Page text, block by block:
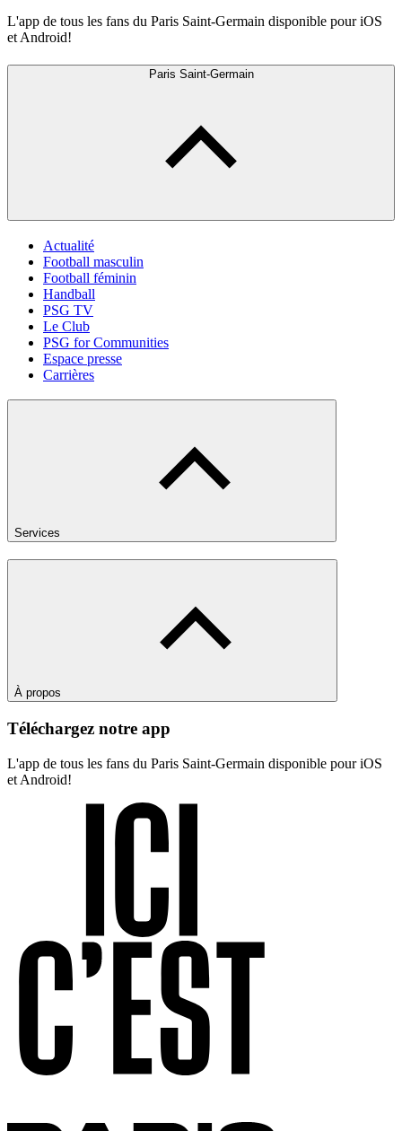
L'app de tous les fans du Paris Saint-Germain disponible pour iOS
et Android!
Paris Saint-Germain
Actualité
Football masculin
Football féminin
Handball
PSG TV
Le Club
PSG for Communities
Espace presse
Carrières
Services
À propos
Téléchargez notre app
L'app de tous les fans du Paris Saint-Germain disponible pour iOS
et Android!